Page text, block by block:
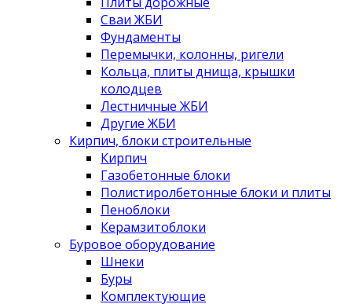
Сваи ЖБИ
Фундаменты
Перемычки, колонны, ригели
Кольца, плиты днища, крышки
колодцев
Лестничные ЖБИ
Другие ЖБИ
Кирпич, блоки строительные
Кирпич
Газобетонные блоки
Полистиролбетонные блоки и плиты
Пеноблоки
Керамзитоблоки
Буровое оборудование
Шнеки
Буры
Комплектующие